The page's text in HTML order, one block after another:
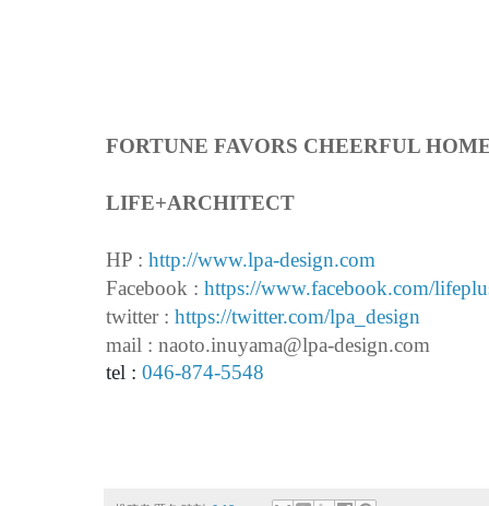
FORTUNE FAVORS CHEERFUL
LIFE+ARCHITECT
HP : http://www.lpa-design.com
Facebook : https://www.facebook.com/
twitter : https://twitter.com/lpa_design
mail : naoto.inuyama@lpa-design.com
tel : 046-874-5548